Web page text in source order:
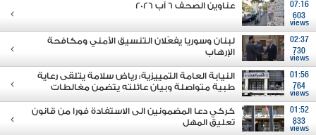
07:16
603
views
عناوين الصحف 6 آب 2026
02:37
730
views
لبنان وسوريا يفعّلان التنسيق الأمني ومكافحة
الإرهاب
01:56
764
views
النيابة العامة التمييزية: رياض سلامة يتلقى رعاية
طبية متواصلة وبيان عائلته يتضمن مغالطات
01:52
833
views
كركي دعا المضمونين الى الاستفادة فورا من قانون
تعليق المهل